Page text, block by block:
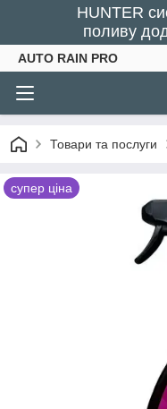
HUNTER
поливу
AUTO RAIN PRO
Товари та послуги
супер ціна